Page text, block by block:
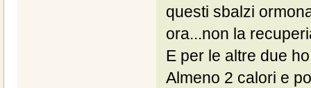
questi sbalzi
ora...non la
E per le altre due
Almeno 2 calori e